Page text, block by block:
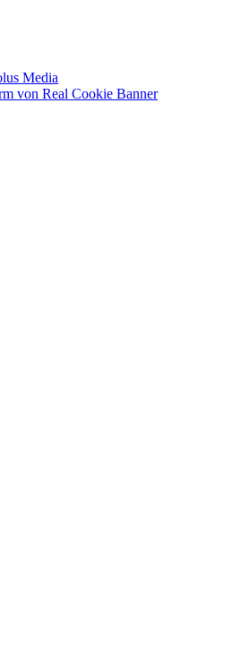
Media
von Real Cookie Banner